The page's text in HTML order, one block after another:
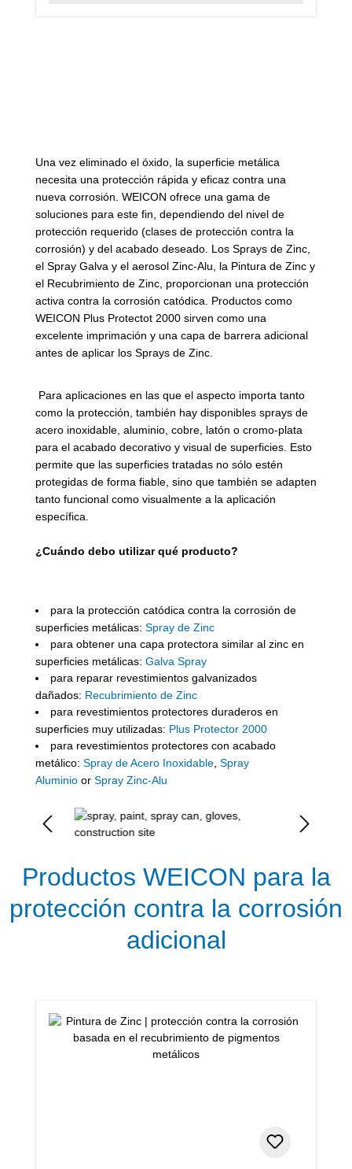
Una vez eliminado el óxido, la superficie metálica
necesita una protección rápida y eficaz contra una
nueva corrosión. WEICON ofrece una gama de
soluciones para este fin, dependiendo del nivel de
protección requerido (clases de protección contra la
corrosión) y del acabado deseado. Los Sprays de Zinc,
el Spray Galva y el aerosol Zinc-Alu, la Pintura de Zinc y
el Recubrimiento de Zinc, proporcionan una protección
activa contra la corrosión catódica. Productos como
WEICON Plus Protectot 2000 sirven como una
excelente imprimación y una capa de barrera adicional
antes de aplicar los Sprays de Zinc.
Para aplicaciones en las que el aspecto importa tanto
como la protección, también hay disponibles sprays de
acero inoxidable, aluminio, cobre, latón o cromo-plata
para el acabado decorativo y visual de superficies. Esto
permite que las superficies tratadas no sólo estén
protegidas de forma fiable, sino que también se adapten
tanto funcional como visualmente a la aplicación
específica.
¿Cuándo debo utilizar qué producto?
para la protección catódica contra la corrosión de
superficies metálicas: Spray de Zinc
para obtener una capa protectora similar al zinc en
superficies metálicas: Galva Spray
para reparar revestimientos galvanizados
dañados: Recubrimiento de Zinc
para revestimientos protectores duraderos en
superficies muy utilizadas: Plus Protector 2000
para revestimientos protectores con acabado
metálico: Spray de Acero Inoxidable, Spray
Aluminioor Spray Zinc-Alu
Omitir galería de imágenes
Productos WEICON para la
protección contra la corrosión
adicional